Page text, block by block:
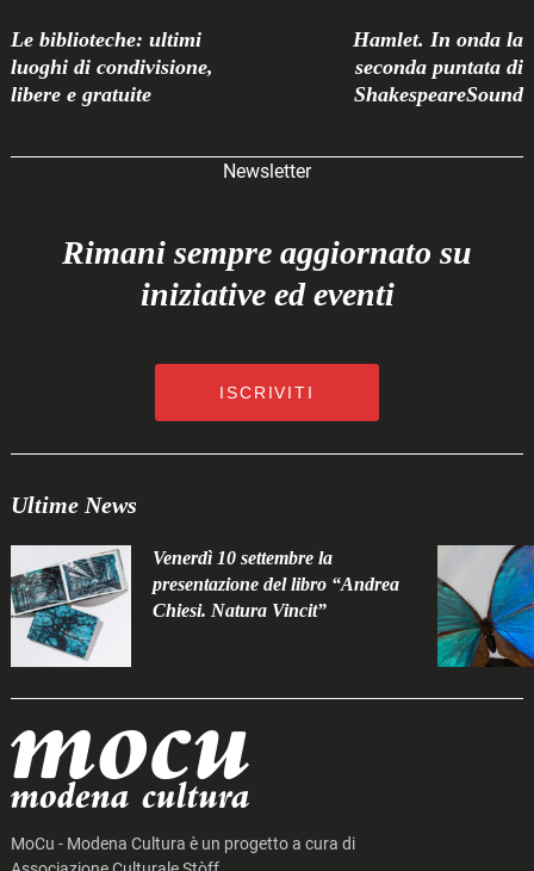
Post
Navigation
Le biblioteche: ultimi
luoghi di condivisione,
libere e gratuite
Hamlet. In onda la
seconda puntata di
ShakespeareSound
Newsletter
Rimani sempre aggiornato su
iniziative ed eventi
ISCRIVITI
Ultime News
Venerdì 10 settembre la
presentazione del libro “Andrea
Chiesi. Natura Vincit”
MoCu - Modena Cultura è un progetto a cura di